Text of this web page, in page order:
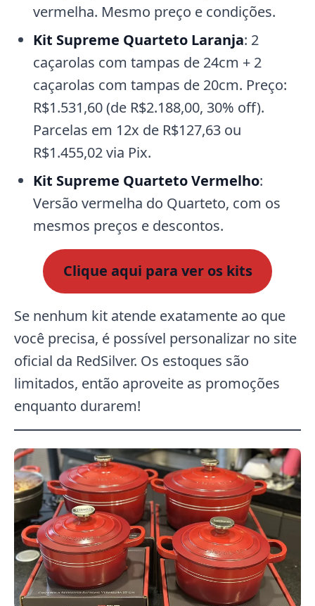
vermelha. Mesmo preço e condições.
Kit Supreme Quarteto Laranja: 2
caçarolas com tampas de 24cm + 2
caçarolas com tampas de 20cm. Preço:
R$1.531,60 (de R$2.188,00, 30% off).
Parcelas em 12x de R$127,63 ou
R$1.455,02 via Pix.
Kit Supreme Quarteto Vermelho:
Versão vermelha do Quarteto, com os
mesmos preços e descontos.
Clique aqui para ver os kits
Se nenhum kit atende exatamente ao que
você precisa, é possível personalizar no site
oficial da RedSilver. Os estoques são
limitados, então aproveite as promoções
enquanto durarem!